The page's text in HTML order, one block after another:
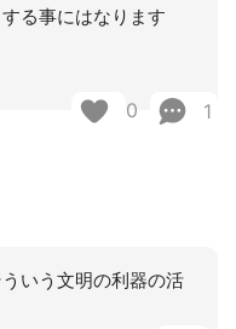
る事にはなります
0 1
いう文明の利器の活